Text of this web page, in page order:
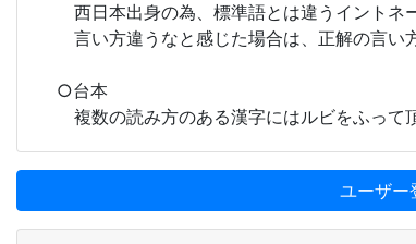
西日本出身の為、標準語とは違うイントネ
言い方違うなと感じた場合は、正解の言い
○台本
複数の読み方のある漢字にはルビをふって頂
ユーザー